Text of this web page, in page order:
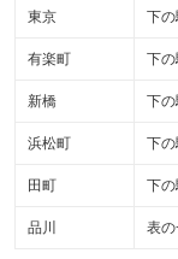
東京 下
有楽町 下
新橋 下
浜松町 下
田町 下
品川 表